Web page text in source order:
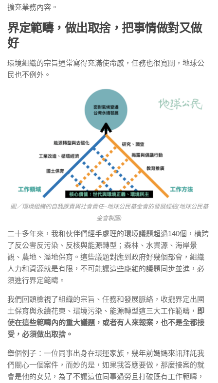
擴充業務內容。
界定範疇，做出取捨，把事情做對又做
好
環境組織的宗旨通常寫得充滿使命感，任務也很寬闊，地球公
民也不例外。
圖／環境組織的自我課責與社會責任–地球公民基金會的發展經驗(地球公民基
金會製圖)
⼆⼗多年來，我和伙伴們經⼿處理的環境議題超過140個，橫跨
了反公害反污染、反核與能源轉型；森林、⽔資源、海岸景
觀、農地、溼地保育。這些議題對應到政府好幾個部會，組織
⼈⼒和資源就是有限，不可能讓這些龐雜的議題同步並進，必
須進⾏界定範疇。
我們回頭檢視了組織的宗旨、任務和發展脈絡，收攏界定出國
⼟保育與永續花東、環境污染、能源轉型這三⼤⼯作範疇， 即
使在這些範疇內的重⼤議題，或者有⼈來報案，也不是全都接
受，必須做出取捨。
舉個例⼦：⼀位同事出⾝在環運家族，幾年前媽媽來訊拜託我
們關⼼⼀個案件，⽽妙的是，如果我答應要做，那麼接案的就
會是他的女兒，為了不讓這位同事過勞且打破既有⼯作範疇，